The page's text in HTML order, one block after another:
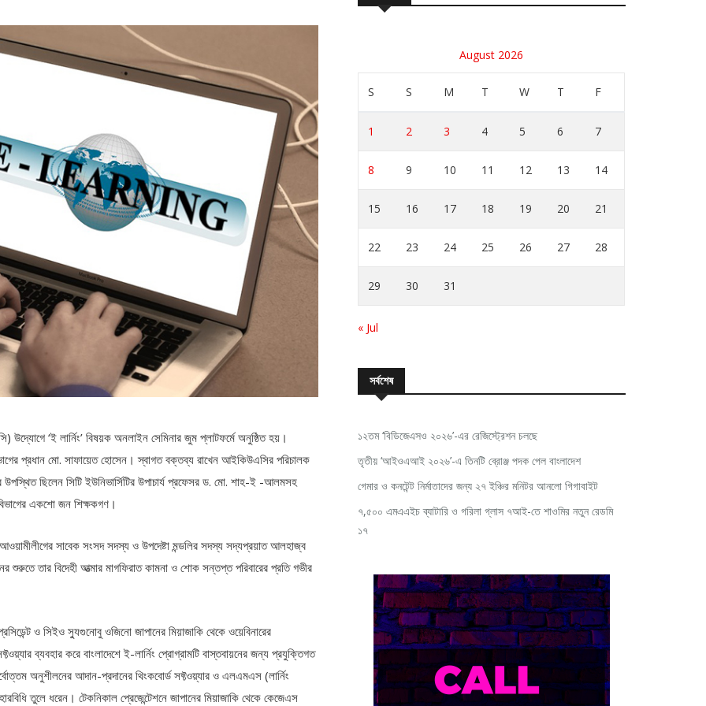
উদ্যোগে ‘ই লার্নিং’ বিষয়ক অনলাইন সেমিনার জুম প্লাটফর্মে অনুষ্ঠিত হয়।
প্রধান মো. সাফায়েত হোসেন। স্বাগত বক্তব্য রাখেন আইকিউএসির পরিচালক
ছিলেন সিটি ইউনিভার্সিটির উপাচার্য প্রফেসর ড. মো. শাহ-ই -আলমসহ
বিভাগের একশো জন শিক্ষকগণ।
আওয়ামীলীগের সাবেক সংসদ সদস্য ও উপদেষ্টা মন্ডলির সদস্য সদ্যপ্রয়াত আলহাজ্ব
শুরুতে তার বিদেহী আত্মার মাগফিরাত কামনা ও শোক সন্তপ্ত পরিবারের প্রতি গভীর
ও সিইও স্যুগুনোবু ওজিনো জাপানের মিয়াজাকি থেকে ওয়েবিনারের
ব্যবহার করে বাংলাদেশে ই-লার্নিং প্রোগ্রামটি বাস্তবায়নের জন্য প্রযুক্তিগত
অনুশীলনের আদান-প্রদানের থিংকবোর্ড সফ্টওয়্যার ও এলএমএস (লার্নিং
তুলে ধরেন। টেকনিকাল প্রেজেন্টেশনে জাপানের মিয়াজাকি থেকে কেজেএস
August 2026
S S M T W T F
1 2 3 4 5 6 7
8 9 10 11 12 13 14
15 16 17 18 19 20 21
22 23 24 25 26 27 28
29 30 31
« Jul
সর্বশেষ
১২তম ‘বিডিজেএসও ২০২৬’-এর রেজিস্ট্রেশন চলছে
তৃতীয় ‘আইওএআই ২০২৬’-এ তিনটি ব্রোঞ্জ পদক পেল বাংলাদেশ
গেমার ও কনটেন্ট নির্মাতাদের জন্য ২৭ ইঞ্চির মনিটর আনলো গিগাবাইট
৭,৫০০ এমএএইচ ব্যাটারি ও গরিলা গ্লাস ৭আই-তে শাওমির নতুন রেডমি
১৭